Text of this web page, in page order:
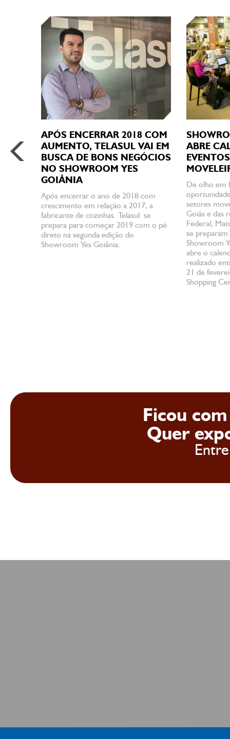
APÓS ENCERRAR 2018 COM
AUMENTO, TELASUL VAI EM
BUSCA DE BONS NEGÓCIOS
NO SHOWROOM YES
GOIÂNIA
Após encerrar o ano de 2018 com
crescimento em relação a 2017, a
fabricante de cozinhas Telasul se
prepara para começar 2019 com o pé
direto na segunda edição do
Showroom Yes Goiânia.
ABRE
De olho em
setores
Goiás e das
Federal,
se preparam
Showroom
abre o
realizado
21 de
Shopping
Ficou
Quer